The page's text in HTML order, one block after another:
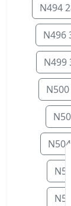
N494
N496
N499